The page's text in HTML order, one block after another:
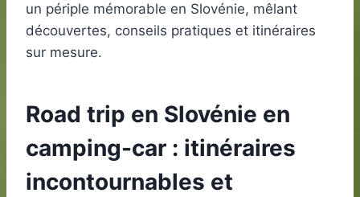
un périple mémorable en Slovénie, mêlant
découvertes, conseils pratiques et itinéraires
sur mesure.
Road trip en Slovénie en
camping-car : itinéraires
incontournables et